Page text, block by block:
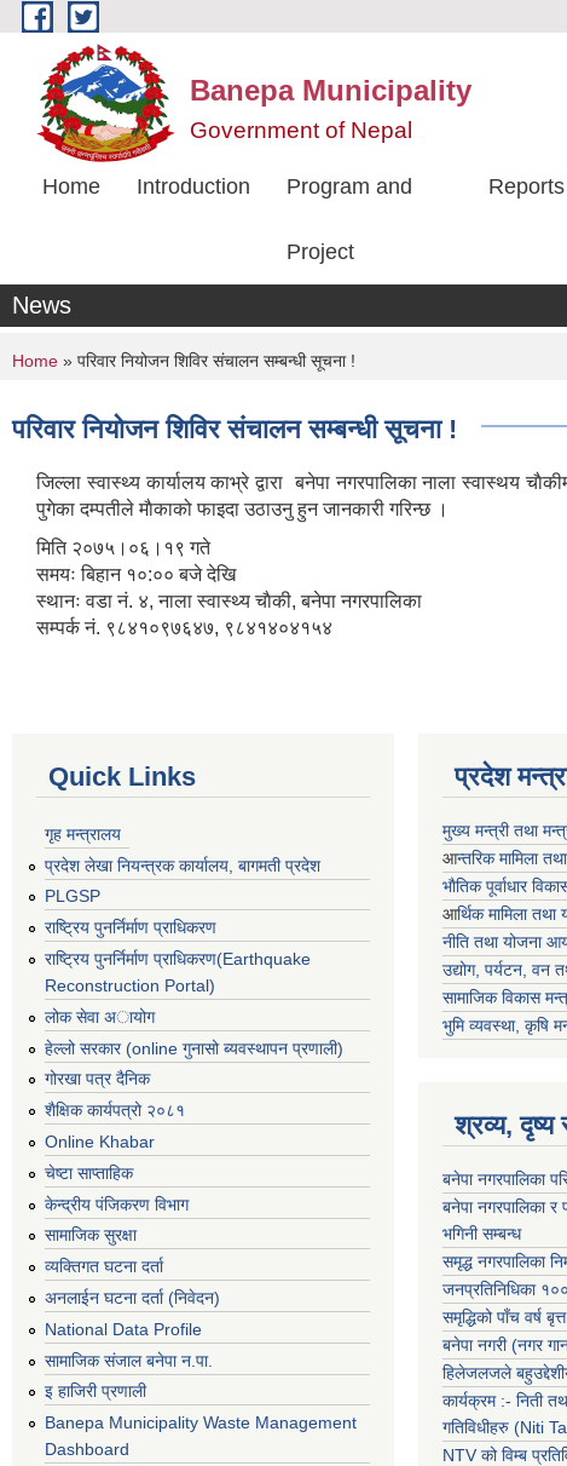
Skip to main content
Banepa Municipality
Government of Nepal
Home Introduction Program and
Project
Reports
News
You are here
Home » परिवार नियोजन शिविर संचालन सम्बन्धी सूचना !
परिवार नियोजन शिविर संचालन सम्बन्धी सूचना !
जिल्ला स्वास्थ्य कार्यालय काभ्रे द्वारा बनेपा नगरपालिका नाला स्वास्थय
पुगेका दम्पतीले माैकाको फाइदा उठाउनु हुन जानकारी गरिन्छ ।
मिति २०७५।०६।१९ गते
समयः बिहान १०:०० बजे देखि
स्थानः वडा नं. ४, नाला स्वास्थ्य चाैकी, बनेपा नगरपालिका
सम्पर्क नं. ९८४१०९७६४७, ९८४१४०४१५४
Quick Links
गृह मन्त्रालय
प्रदेश लेखा नियन्त्रक कार्यालय, बागमती प्रदेश
PLGSP
राष्ट्रिय पुनर्निर्माण प्राधिकरण
राष्ट्रिय पुनर्निर्माण प्राधिकरण(Earthquake
Reconstruction Portal)
लोक सेवा अायोग
हेल्लो सरकार (online गुनासो ब्यवस्थापन प्रणाली)
गोरखा पत्र दैनिक
शैक्षिक कार्यपत्रो २०८१
Online Khabar
चेष्टा साप्ताहिक
केन्द्रीय पंजिकरण विभाग
सामाजिक सुरक्षा
व्यक्तिगत घटना दर्ता
अनलाईन घटना दर्ता (निवेदन)
National Data Profile
सामाजिक संजाल बनेपा न.पा.
इ हाजिरी प्रणाली
Banepa Municipality Waste Management
Dashboard
प्रदेश
मुख्य मन्त्री तथा
आन्तरिक मामिला
भाैतिक पूर्वाधार
आर्थिक मामिला तथा
नीति तथा योजना
उद्योग, पर्यटन, वन
सामाजिक विकास
भुमि व्यवस्था, कृषि
श्रव्य, दृष्य
बनेपा नगरपालिका
बनेपा नगरपालिका र
भगिनी सम्बन्ध
समृद्ध नगरपालिका
जनप्रतिनिधिका
समृद्धिको पाँच वर्ष
बनेपा नगरी (नगर
हिलेजलजले
कार्यक्रम :- निती
गतिविधीहरु (Niti
NTV को विम्ब